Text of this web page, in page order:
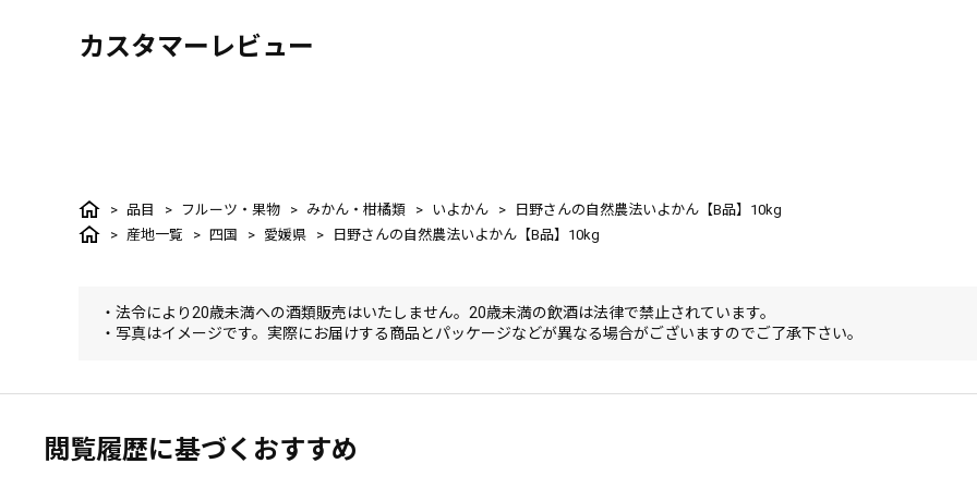
カスタマーレビュー
品目 フルーツ・果物 みかん・柑橘類 いよかん
日野さんの自然農法いよかん【B品】10kg
産地一覧
四国 愛媛県 日野さんの自然農法いよかん【B品】10kg
・法令により20歳未満への酒類販売はいたしません。20歳未満の飲酒は法律で禁止されています。
・写真はイメージです。実際にお届けする商品とパッケージなどが異なる場合がございますのでご了承下さい。
閲覧履歴に基づくおすすめ